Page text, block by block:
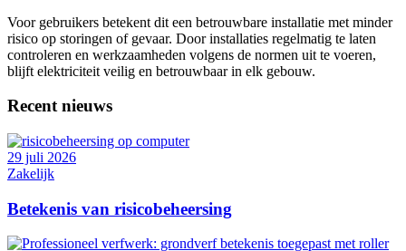
Voor gebruikers betekent dit een betrouwbare installatie met minder
risico op storingen of gevaar. Door installaties regelmatig te laten
controleren en werkzaamheden volgens de normen uit te voeren,
blijft elektriciteit veilig en betrouwbaar in elk gebouw.
Recent nieuws
29 juli 2026
Zakelijk
Betekenis van risicobeheersing